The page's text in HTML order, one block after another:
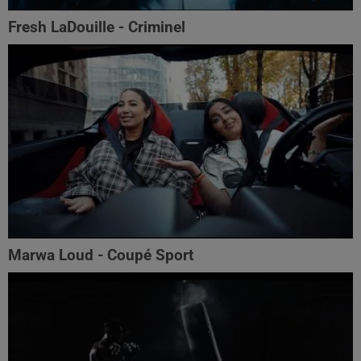
Fresh LaDouille - Criminel
Marwa Loud - Coupé Sport